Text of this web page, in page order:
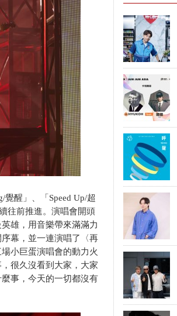
醒」、「Speed Up/超
往前推進。演唱會開頭
雄，用音樂帶來滿滿力
幕，並一連演唱了〈再
小巨蛋演唱會的動力火
很久沒看到大家，大家
事，今天的一切都沒有